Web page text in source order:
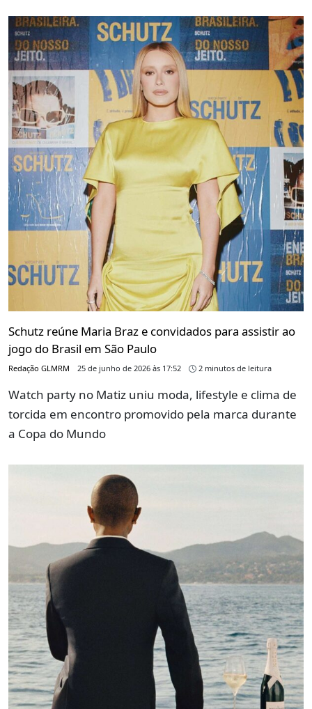
Schutz reúne Maria Braz e convidados para assistir ao
jogo do Brasil em São Paulo
Redação GLMRM 25 de junho de 2026 às 17:52 2 minutos de leitura
Watch party no Matiz uniu moda, lifestyle e clima de
torcida em encontro promovido pela marca durante
a Copa do Mundo